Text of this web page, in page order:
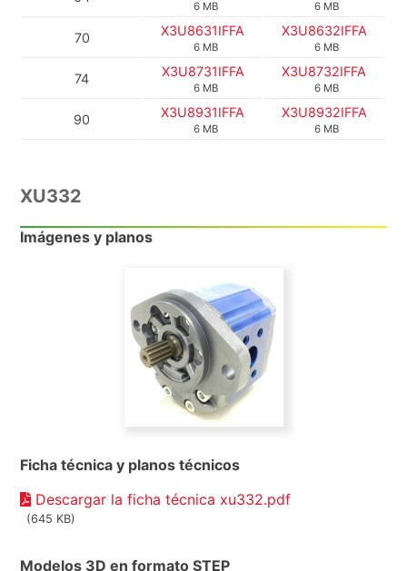
6 MB 6 MB
70 X3U8631IFFA
6 MB
X3U8632IFFA
6 MB
74 X3U8731IFFA
6 MB
X3U8732IFFA
6 MB
90 X3U8931IFFA
6 MB
X3U8932IFFA
6 MB
XU332
Imágenes y planos
Ficha técnica y planos técnicos
Descargar la ficha técnica xu332.pdf
(645 KB)
Modelos 3D en formato STEP